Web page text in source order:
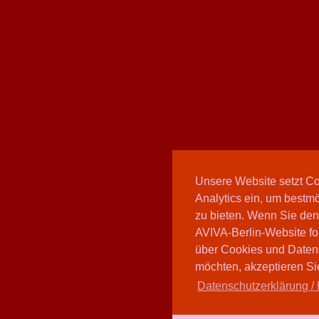
Unsere Website setzt
Analytics ein, um
zu bieten. Wenn Sie
AVIVA-Berlin-Website
über Cookies und
möchten, akzeptieren
Datenschutzerklärung /